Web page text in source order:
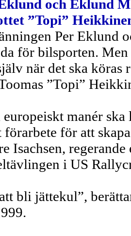
och Eklund
”Topi”
Per Eklund
för bilsporten.
när det ska köras
”Topi”
europeiskt manér
för att
Isachsen,
i US
bli jättekul”,